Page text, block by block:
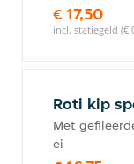
€ 17,50
incl. statiegeld (€
Roti kip
Met
ei